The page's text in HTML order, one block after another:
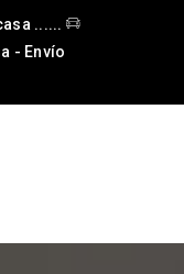
......
- Envío